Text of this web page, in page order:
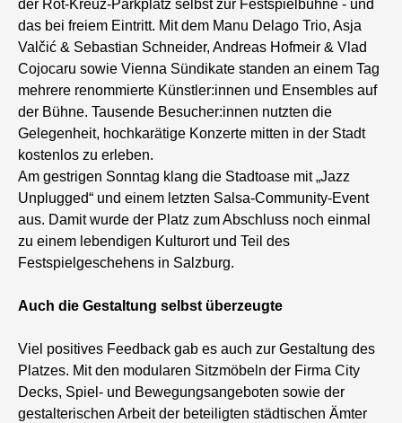
der Rot-Kreuz-Parkplatz selbst zur Festspielbühne - und
das bei freiem Eintritt. Mit dem Manu Delago Trio, Asja
Valčić & Sebastian Schneider, Andreas Hofmeir & Vlad
Cojocaru sowie Vienna Sündikate standen an einem Tag
mehrere renommierte Künstler:innen und Ensembles auf
der Bühne. Tausende Besucher:innen nutzten die
Gelegenheit, hochkarätige Konzerte mitten in der Stadt
kostenlos zu erleben.
Am gestrigen Sonntag klang die Stadtoase mit „Jazz
Unplugged“ und einem letzten Salsa-Community-Event
aus. Damit wurde der Platz zum Abschluss noch einmal
zu einem lebendigen Kulturort und Teil des
Festspielgeschehens in Salzburg.
Auch die Gestaltung selbst überzeugte
Viel positives Feedback gab es auch zur Gestaltung des
Platzes. Mit den modularen Sitzmöbeln der Firma City
Decks, Spiel- und Bewegungsangeboten sowie der
gestalterischen Arbeit der beteiligten städtischen Ämter